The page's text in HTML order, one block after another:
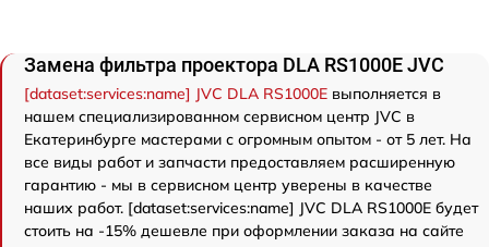
Замена фильтра проектора DLA RS1000E JVC
[dataset:services:name] JVC DLA RS1000E выполняется в
нашем специализированном сервисном центр JVC в
Екатеринбурге мастерами с огромным опытом - от 5 лет. На
все виды работ и запчасти предоставляем расширенную
гарантию - мы в сервисном центр уверены в качестве
наших работ. [dataset:services:name] JVC DLA RS1000E будет
стоить на -15% дешевле при оформлении заказа на сайте